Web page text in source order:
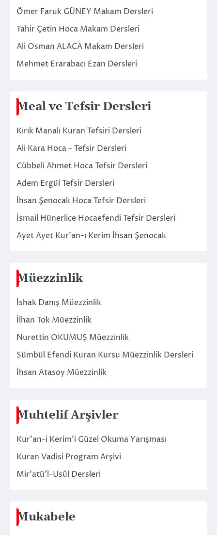
Ömer Faruk GÜNEY Makam Dersleri
Tahir Çetin Hoca Makam Dersleri
Ali Osman ALACA Makam Dersleri
Mehmet Erarabacı Ezan Dersleri
Meal ve Tefsir Dersleri
Kırık Manalı Kuran Tefsiri Dersleri
Ali Kara Hoca – Tefsir Dersleri
Cübbeli Ahmet Hoca Tefsir Dersleri
Adem Ergül Tefsir Dersleri
İhsan Şenocak Hoca Tefsir Dersleri
İsmail Hünerlice Hocaefendi Tefsir Dersleri
Ayet Ayet Kur’an-ı Kerim İhsan Şenocak
Müezzinlik
İshak Danış Müezzinlik
İlhan Tok Müezzinlik
Nurettin OKUMUŞ Müezzinlik
Sümbül Efendi Kuran Kursu Müezzinlik Dersleri
İhsan Atasoy Müezzinlik
Muhtelif Arşivler
Kur’an-i Kerim’i Güzel Okuma Yarışması
Kuran Vadisi Program Arşivi
Mir’atü’l-Usûl Dersleri
Mukabele